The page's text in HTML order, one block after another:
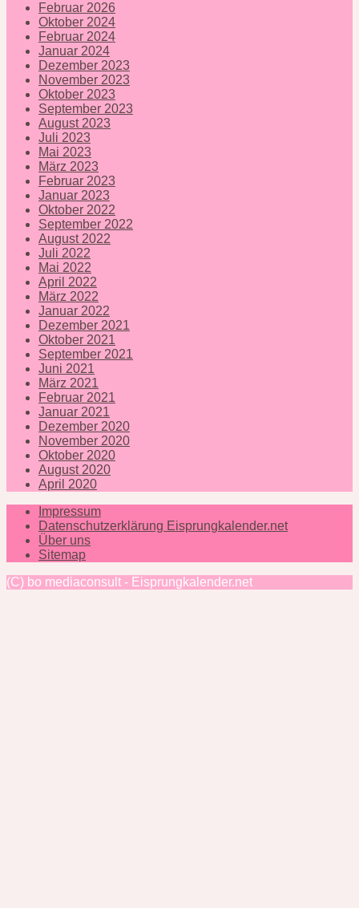
Februar 2026
Oktober 2024
Februar 2024
Januar 2024
Dezember 2023
November 2023
Oktober 2023
September 2023
August 2023
Juli 2023
Mai 2023
März 2023
Februar 2023
Januar 2023
Oktober 2022
September 2022
August 2022
Juli 2022
Mai 2022
April 2022
März 2022
Januar 2022
Dezember 2021
Oktober 2021
September 2021
Juni 2021
März 2021
Februar 2021
Januar 2021
Dezember 2020
November 2020
Oktober 2020
August 2020
April 2020
Impressum
Datenschutzerklärung Eisprungkalender.net
Über uns
Sitemap
(C) bo mediaconsult - Eisprungkalender.net